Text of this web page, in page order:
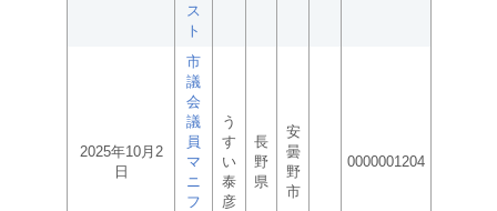
ス
ト
2025年10月2
日
市
議
会
議
員
マ
ニ
フ
う
す
い
泰
彦
長
野
県
安
曇
野
市
0000001204